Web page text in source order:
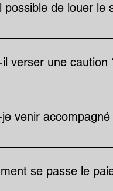
possible de louer le
oui.
il verser une caution
caution n'est
je venir accompagné
studio peut accueillir
se passe le